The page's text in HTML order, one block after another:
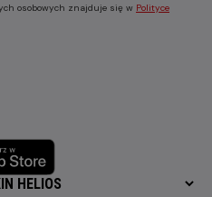
osobowych znajduje się w Polityce
HELIOS